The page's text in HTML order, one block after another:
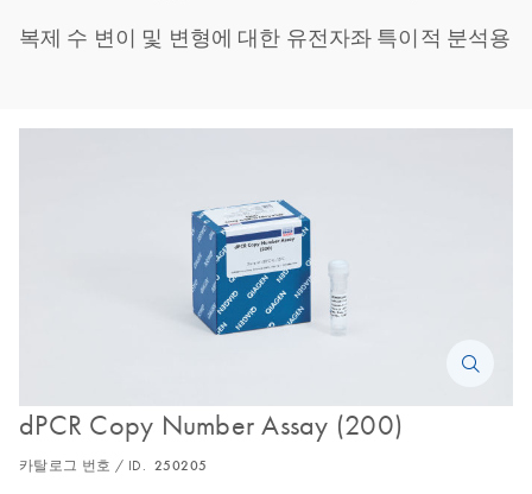
복제 수 변이 및 변형에 대한 유전자좌 특이적 분석용
dPCR Copy Number Assay (200)
카탈로그 번호 / ID. 250205